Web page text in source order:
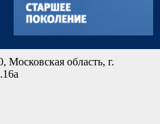
Московская область, г.